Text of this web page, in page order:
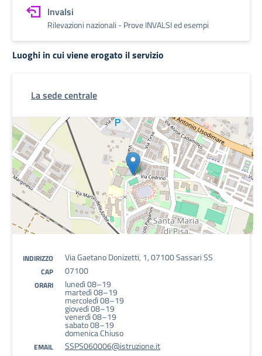
Invalsi
Rilevazioni nazionali - Prove INVALSI ed esempi
Luoghi in cui viene erogato il servizio
La sede centrale
INDIRIZZO Via Gaetano Donizetti, 1, 07100 Sassari SS
CAP 07100
ORARI lunedì 08–19
martedì 08–19
mercoledì 08–19
giovedì 08–19
venerdì 08–19
sabato 08–19
domenica Chiuso
EMAIL SSPS060006@istruzione.it